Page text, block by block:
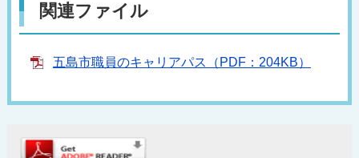
関連ファイル
五島市職員のキャリアパス（PDF：204KB）